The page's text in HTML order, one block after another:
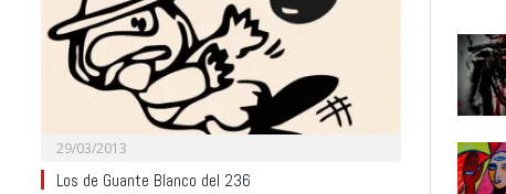
29/03/2013
Los de Guante Blanco del 236